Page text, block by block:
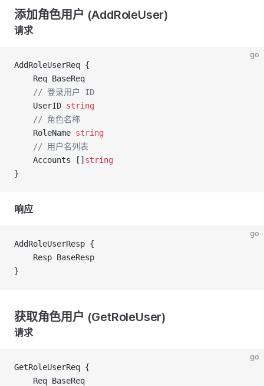
添加角色用户 (AddRoleUser)
请求
go
AddRoleUserReq {
	Req BaseReq
	// 登录用户 ID
	UserID
string
	// 角色名称
	RoleName
string
	// 用户名列表
	Accounts []
string
}
响应
go
AddRoleUserResp {
	Resp BaseResp
}
获取角色用户 (GetRoleUser)
请求
go
GetRoleUserReq {
	Req BaseReq